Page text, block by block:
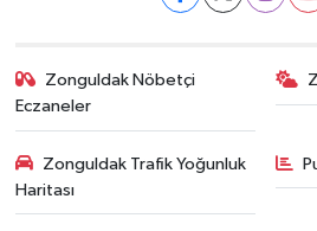
Zonguldak Nöbetçi
Eczaneler
Zonguldak Trafik Yoğunluk
Haritası